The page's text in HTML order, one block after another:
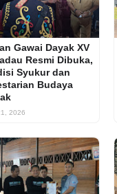
Gawai Dayak XV
Resmi Dibuka,
Syukur dan
Budaya
2026